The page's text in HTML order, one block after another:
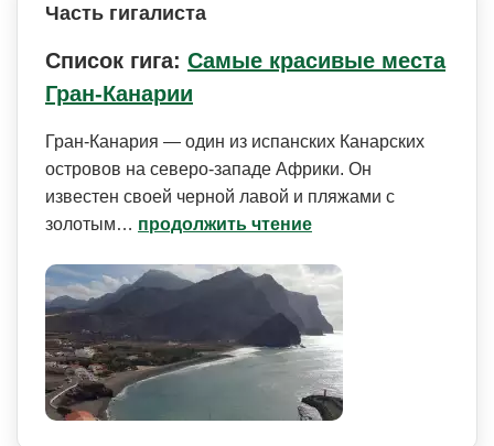
Часть гигалиста
Список гига: Самые красивые места
Гран-Канарии
Гран-Канария — один из испанских Канарских
островов на северо-западе Африки. Он
известен своей черной лавой и пляжами с
золотым… продолжить чтение